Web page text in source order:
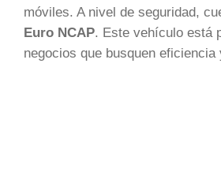
móviles. A nivel de seguridad,
Euro NCAP. Este vehículo está
negocios que busquen